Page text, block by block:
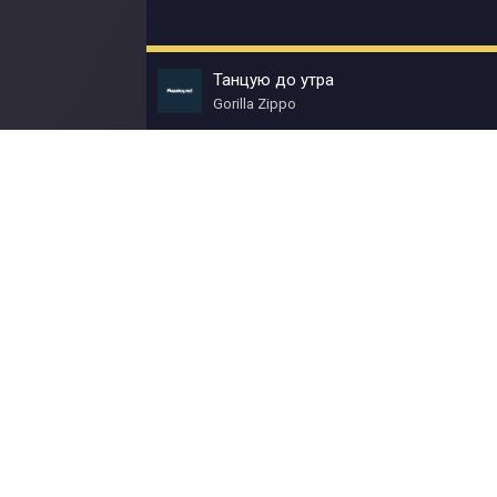
Танцую до утра
Gorilla Zippo